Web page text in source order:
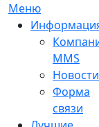
Меню
MMS
Новости
Форма
связи